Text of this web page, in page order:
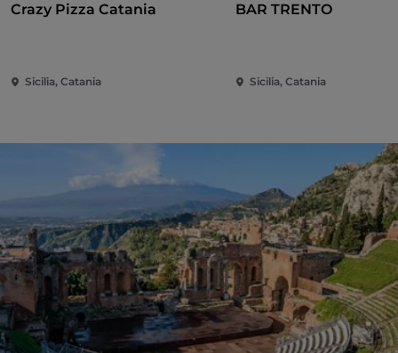
Crazy Pizza Catania
Sicilia, Catania
BAR TRENTO
Sicilia, Catania